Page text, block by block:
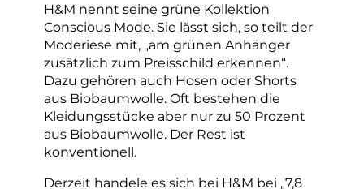
H&M nennt seine grüne Kollektion
Conscious Mode. Sie lässt sich, so teilt der
Moderiese mit, „am grünen Anhänger
zusätzlich zum Preisschild erkennen“.
Dazu gehören auch Hosen oder Shorts
aus Biobaumwolle. Oft bestehen die
Kleidungsstücke aber nur zu 50 Prozent
aus Biobaumwolle. Der Rest ist
konventionell.
Derzeit handele es sich bei H&M bei „7,8